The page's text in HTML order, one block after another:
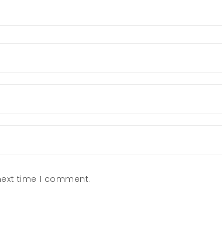
time I comment.